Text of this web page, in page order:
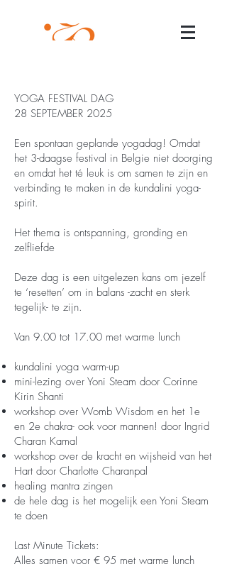
YOGA FESTIVAL DAG
28 SEPTEMBER 2025
Een spontaan geplande yogadag! Omdat
het 3-daagse festival in Belgie niet doorging
en omdat het té leuk is om samen te zijn en
verbinding te maken in de kundalini yoga-
spirit.
Het thema is ontspanning, gronding en
zelfliefde
Deze dag is een uitgelezen kans om jezelf
te ‘resetten’ om in balans -zacht en sterk
tegelijk- te zijn.
Van 9.00 tot 17.00 met warme lunch
kundalini yoga warm-up
mini-lezing over Yoni Steam door Corinne
Kirin Shanti
workshop over Womb Wisdom en het 1e
en 2e chakra- ook voor mannen! door Ingrid
Charan Kamal
workshop over de kracht en wijsheid van het
Hart door Charlotte Charanpal
healing mantra zingen
de hele dag is het mogelijk een Yoni Steam
te doen
Last Minute Tickets:
Alles samen voor € 95 met warme lunch